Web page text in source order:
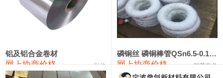
1#镁 17,000—18,000 17,500 0
18,900—19,100 19,000 100
1#电解锰(99.7%袋装) 18,000—18,200 18,100 100
1#铬 60,000—82,000
铝及铝合金卷材
网上协商价格 弘达
磷铜丝 磷铜棒管QSn6.5-0.1 7-0.2 8-0.3
网上协商价格 联荣有色